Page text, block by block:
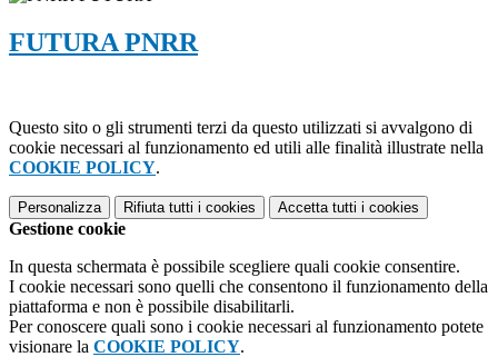
FUTURA PNRR
Questo sito o gli strumenti terzi da questo utilizzati si avvalgono di
cookie necessari al funzionamento ed utili alle finalità illustrate nella
COOKIE POLICY.
Personalizza Rifiuta tutti i cookies Accetta tutti i cookies
Gestione cookie
In questa schermata è possibile scegliere quali cookie consentire.
I cookie necessari sono quelli che consentono il funzionamento della
piattaforma e non è possibile disabilitarli.
Per conoscere quali sono i cookie necessari al funzionamento potete
visionare la COOKIE POLICY.